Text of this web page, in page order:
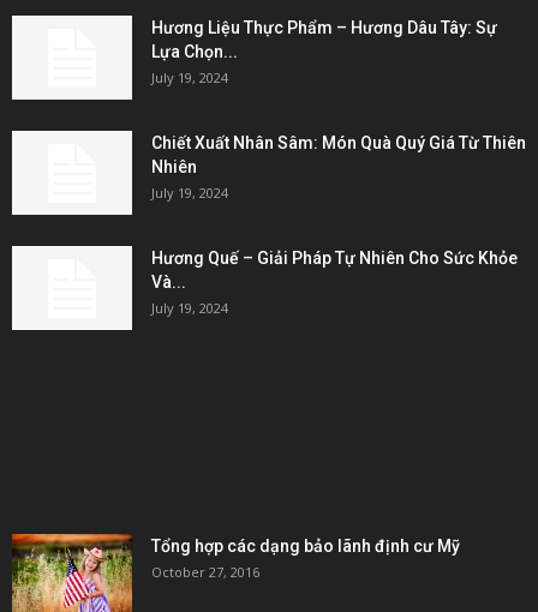
Hương Liệu Thực Phẩm – Hương Dâu Tây: Sự
Lựa Chọn...
July 19, 2024
Chiết Xuất Nhân Sâm: Món Quà Quý Giá Từ Thiên
Nhiên
July 19, 2024
Hương Quế – Giải Pháp Tự Nhiên Cho Sức Khỏe
Và...
July 19, 2024
Tổng hợp các dạng bảo lãnh định cư Mỹ
October 27, 2016